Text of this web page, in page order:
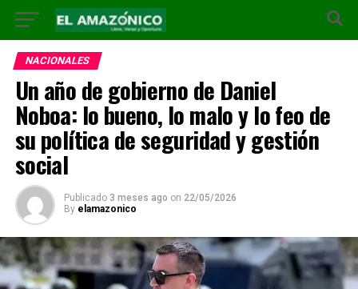
NACIONALES
Un año de gobierno de Daniel
Noboa: lo bueno, lo malo y lo feo de
su política de seguridad y gestión
social
Publicado 3 meses ago on 22/05/2026
By elamazonico